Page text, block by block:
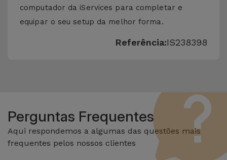
computador da iServices para completar e
equipar o seu setup da melhor forma.
Referência:IS238398
Perguntas Frequentes
Aqui respondemos a algumas das questões mais
frequentes pelos nossos clientes